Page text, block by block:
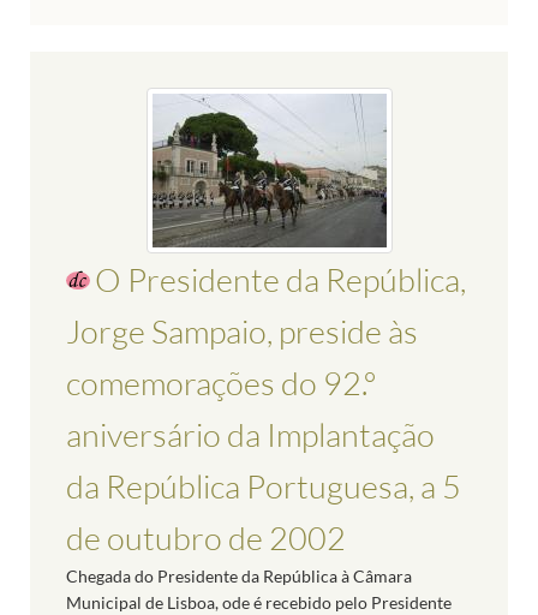
O Presidente da República,
Jorge Sampaio, preside às
comemorações do 92.º
aniversário da Implantação
da República Portuguesa, a 5
de outubro de 2002
Chegada do Presidente da República à Câmara
Municipal de Lisboa, ode é recebido pelo Presidente